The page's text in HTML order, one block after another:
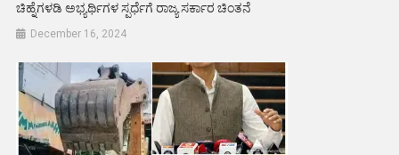
ಚಿಹ್ನೆಗಳಡಿ ಅಭ್ಯರ್ಥಿಗಳ ಸ್ಪರ್ಧೆಗೆ ರಾಜ್ಯ ಸರ್ಕಾರ ಚಿಂತನೆ
December 16, 2024